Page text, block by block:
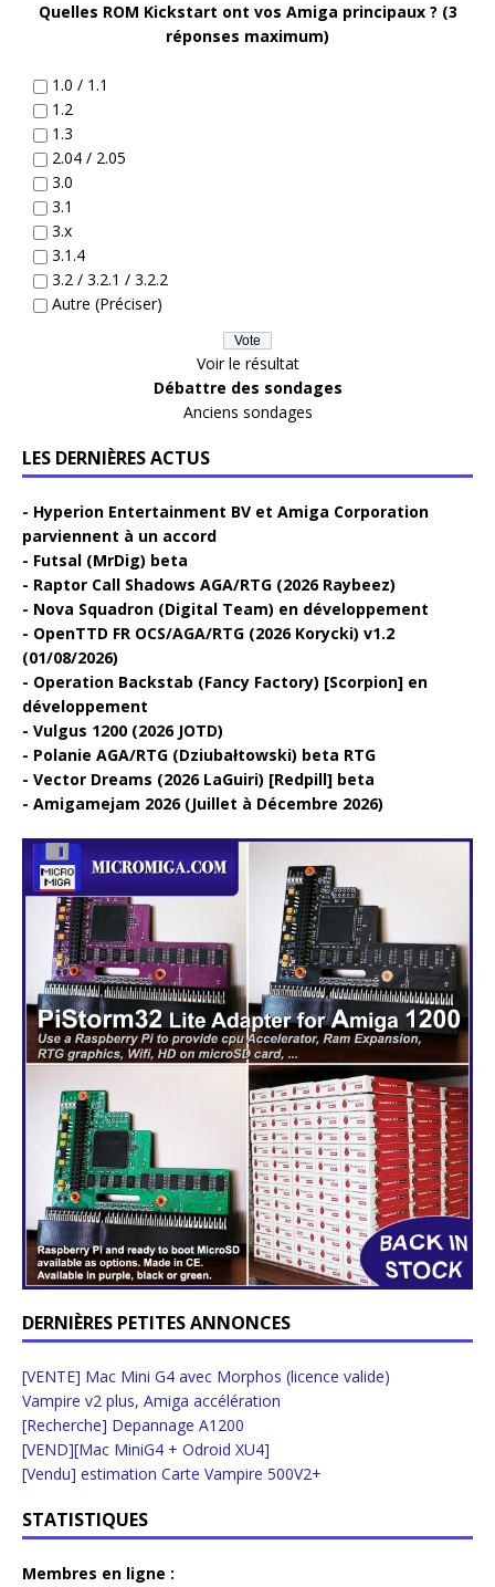
Quelles ROM Kickstart ont vos Amiga principaux ? (3
réponses maximum)
1.0 / 1.1
1.2
1.3
2.04 / 2.05
3.0
3.1
3.x
3.1.4
3.2 / 3.2.1 / 3.2.2
Autre (Préciser)
Voir le résultat
Débattre des sondages
Anciens sondages
LES DERNIÈRES ACTUS
Hyperion Entertainment BV et Amiga Corporation
parviennent à un accord
Futsal (MrDig) beta
Raptor Call Shadows AGA/RTG (2026 Raybeez)
Nova Squadron (Digital Team) en développement
OpenTTD FR OCS/AGA/RTG (2026 Korycki) v1.2
(01/08/2026)
Operation Backstab (Fancy Factory) [Scorpion] en
développement
Vulgus 1200 (2026 JOTD)
Polanie AGA/RTG (Dziubałtowski) beta RTG
Vector Dreams (2026 LaGuiri) [Redpill] beta
Amigamejam 2026 (Juillet à Décembre 2026)
DERNIÈRES PETITES ANNONCES
[VENTE] Mac Mini G4 avec Morphos (licence valide)
Vampire v2 plus, Amiga accélération
[Recherche] Depannage A1200
[VEND][Mac MiniG4 + Odroid XU4]
[Vendu] estimation Carte Vampire 500V2+
STATISTIQUES
Membres en ligne :